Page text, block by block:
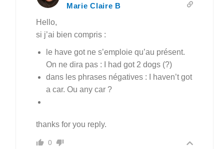
Marie Claire B
Hello,
si j’ai bien compris :
le have got ne s’emploie qu’au présent.
On ne dira pas : I had got 2 dogs (?)
dans les phrases négatives : I haven’t got
a car. Ou any car ?
thanks for you reply.
0